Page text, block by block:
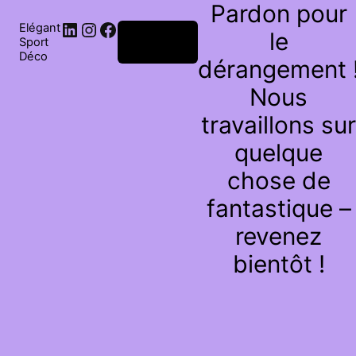
Elégant
Sport
Déco
Pardon pour
le
dérangement
Nous
travaillons sur
quelque
chose de
fantastique –
revenez
bientôt !